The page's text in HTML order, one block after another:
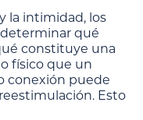
la intimidad, los
qué
constituye una
físico que un
conexión puede
Esto